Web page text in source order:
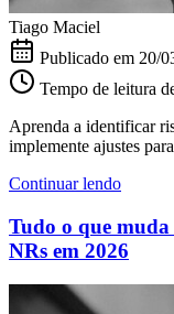
Tiago Maciel
Publicado em 20/
Tempo de leitura
Aprenda a identificar
implemente ajustes
Continuar lendo
Tudo o que
NRs em 2026